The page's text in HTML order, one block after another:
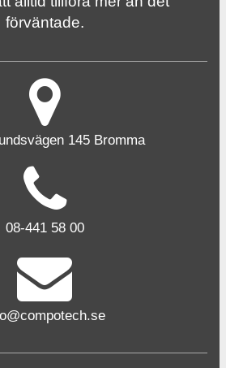
förväntade.
145 Bromma
08-441 58 00